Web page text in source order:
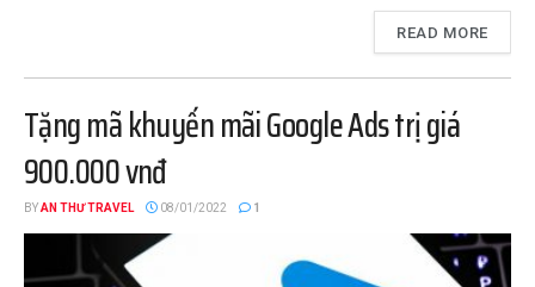
READ MORE
Tặng mã khuyến mãi Google Ads trị giá
900.000 vnđ
BYAN THƯ TRAVEL 08/01/2022 1